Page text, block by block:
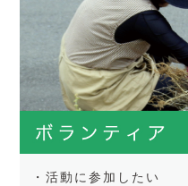
・活動に参加したい